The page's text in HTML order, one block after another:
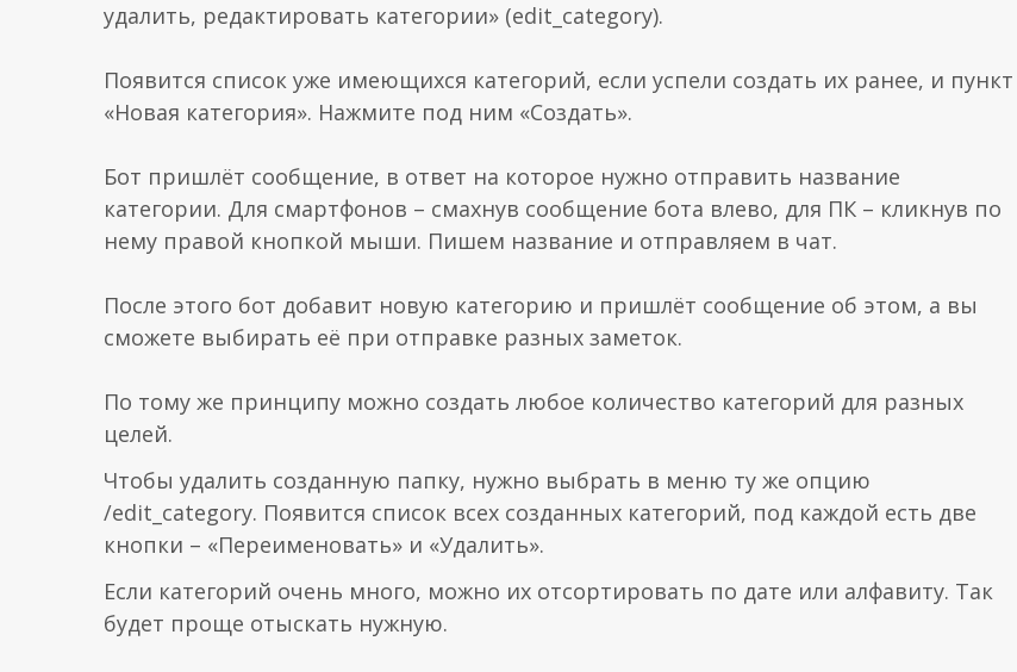
удалить, редактировать категории» (edit_category).
Появится список уже имеющихся категорий, если успели создать их ранее, и пункт
«Новая категория». Нажмите под ним «Создать».
Бот пришлёт сообщение, в ответ на которое нужно отправить название
категории. Для смартфонов – смахнув сообщение бота влево, для ПК – кликнув по
нему правой кнопкой мыши. Пишем название и отправляем в чат.
После этого бот добавит новую категорию и пришлёт сообщение об этом, а вы
сможете выбирать её при отправке разных заметок.
По тому же принципу можно создать любое количество категорий для разных
целей.
Чтобы удалить созданную папку, нужно выбрать в меню ту же опцию
/edit_category. Появится список всех созданных категорий, под каждой есть две
кнопки – «Переименовать» и «Удалить».
Если категорий очень много, можно их отсортировать по дате или алфавиту. Так
будет проще отыскать нужную.